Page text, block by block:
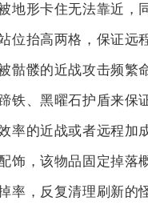
地形卡住无法靠近，
位抬高两格，保证远
骷髅的近战攻击频繁
铁、黑曜石护盾来保
率的近战或者远程加
饰，该物品固定掉落
率，反复清理刷新的